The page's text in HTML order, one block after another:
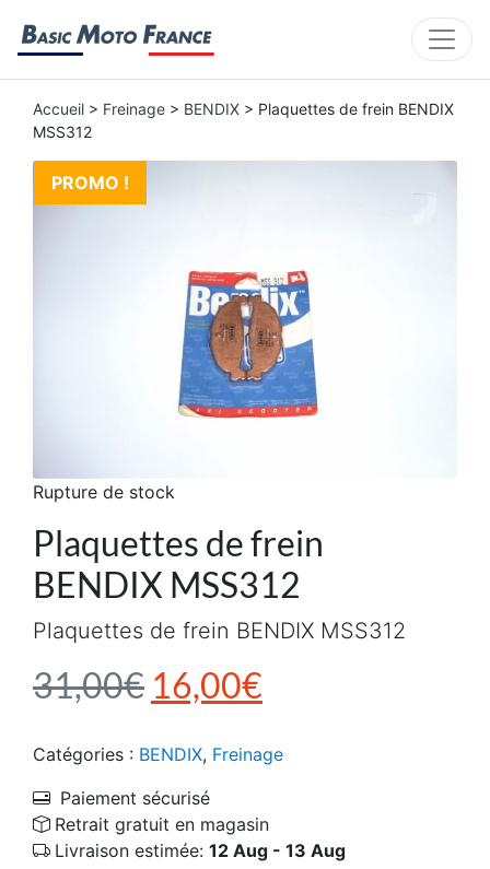
Accueil > Freinage > BENDIX > Plaquettes de frein BENDIX
MSS312
PROMO !
Plaquettes de frein
BENDIX MSS312
31,00€ Le prix initial était :
16,00€
Plaquettes de frein BENDIX MSS312
Rupture de stock
Catégories : BENDIX, Freinage
Paiement sécurisé
Retrait gratuit en magasin
Livraison estimée: 12 Aug - 13 Aug